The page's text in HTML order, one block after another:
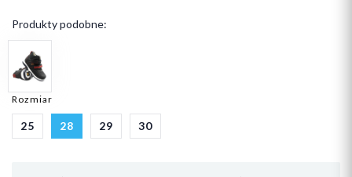
Produkty podobne:
Rozmiar
25 28 29 30